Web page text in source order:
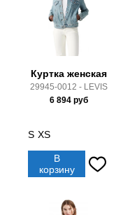
Куртка женская
29945-0012 - LEVIS
6 894руб
S XS
В
корзину